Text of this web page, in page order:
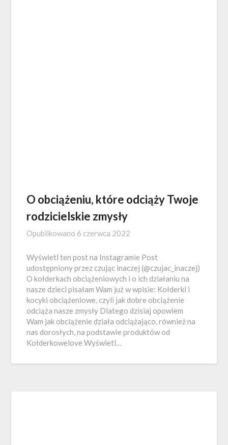
O obciążeniu, które odciąży Twoje
rodzicielskie zmysły
Opublikowano 6 czerwca 2022
Wyświetl ten post na Instagramie Post
udostępniony przez czując inaczej (@czujac_inaczej)
O kołderkach obciążeniowych i o ich działaniu na
nasze dzieci pisałam Wam już w wpisie: Kołderki i
kocyki obciążeniowe, czyli jak dobre obciążenie
odciąża nasze zmysły Dlatego dzisiaj opowiem
Wam jak obciążenie działa odciążająco, również na
nas dorosłych, na podstawie produktów od
Kołderkowelove Wyświetl…